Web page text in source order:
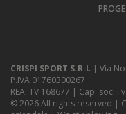
CRISPI SPORT S.R.L | Via
P.IVA 01760300267
REA: TV 168677 | Cap. soc.
© 2026 All rights reserved |